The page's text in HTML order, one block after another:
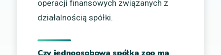
operacji finansowych związanych z
działalnością spółki.
Czy jednoosobowa spółka zoo ma